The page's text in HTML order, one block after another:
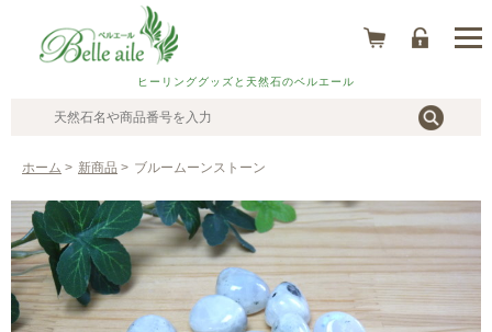
ヒーリンググッズと天然石のベルエール
ホーム > 新商品 > ブルームーンストーン